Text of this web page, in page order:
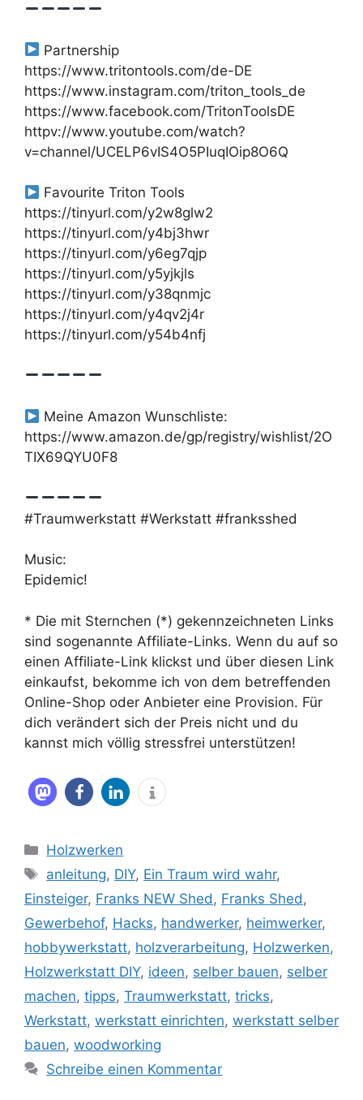
Partnership
https://www.tritontools.com/de-DE
https://www.instagram.com/triton_tools_de
https://www.facebook.com/TritonToolsDE
httpv://www.youtube.com/watch?
v=channel/UCELP6vIS4O5PIuqIOip8O6Q
Favourite Triton Tools
https://tinyurl.com/y2w8glw2
https://tinyurl.com/y4bj3hwr
https://tinyurl.com/y6eg7qjp
https://tinyurl.com/y5yjkjls
https://tinyurl.com/y38qnmjc
https://tinyurl.com/y4qv2j4r
https://tinyurl.com/y54b4nfj
Meine Amazon Wunschliste:
https://www.amazon.de/gp/registry/wishlist/2O
TIX69QYU0F8
#Traumwerkstatt #Werkstatt #franksshed
Music:
Epidemic!
* Die mit Sternchen (*) gekennzeichneten Links
sind sogenannte Affiliate-Links. Wenn du auf so
einen Affiliate-Link klickst und über diesen Link
einkaufst, bekomme ich von dem betreffenden
Online-Shop oder Anbieter eine Provision. Für
dich verändert sich der Preis nicht und du
kannst mich völlig stressfrei unterstützen!
Kategorien
Holzwerken
Schlagwörter
anleitung, DIY, Ein Traum wird wahr,
Einsteiger, Franks NEW Shed, Franks Shed,
Gewerbehof, Hacks, handwerker, heimwerker,
hobbywerkstatt, holzverarbeitung, Holzwerken,
Holzwerkstatt DIY, ideen, selber bauen, selber
machen, tipps, Traumwerkstatt, tricks,
Werkstatt, werkstatt einrichten, werkstatt selber
bauen, woodworking
Schreibe einen Kommentar